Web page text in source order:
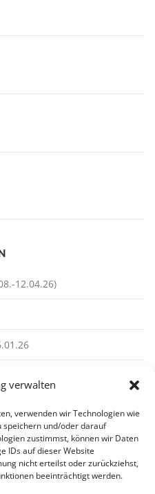
verwalten
verwenden wir Technologien wie
speichern und/oder darauf
zustimmst, können wir Daten
IDs auf dieser Website
nicht erteilst oder zurückziehst,
beeinträchtigt werden.
12.04.26)